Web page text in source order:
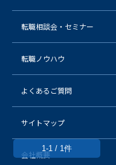
1-1 / 1件
転職相談会・セミナー
転職ノウハウ
よくあるご質問
サイトマップ
会社概要